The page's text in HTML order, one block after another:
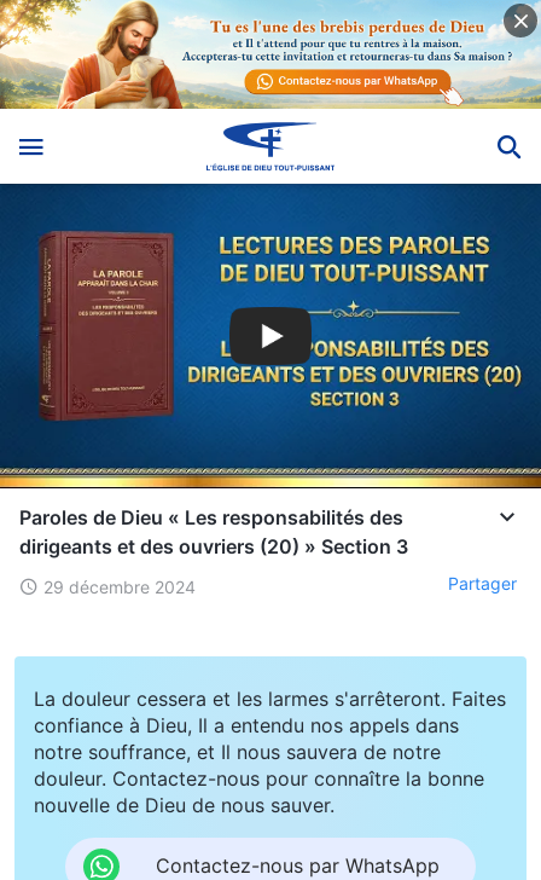
Paroles de Dieu « Les responsabilités des
dirigeants et des ouvriers (20) » Section 3
29 décembre 2024 Partager
La douleur cessera et les larmes s'arrêteront. Faites
confiance à Dieu, Il a entendu nos appels dans
notre souffrance, et Il nous sauvera de notre
douleur. Contactez-nous pour connaître la bonne
nouvelle de Dieu de nous sauver.
Contactez-nous par WhatsApp